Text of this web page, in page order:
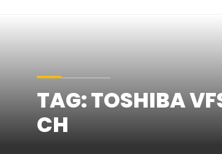
TAG:TOSHIBA
CH